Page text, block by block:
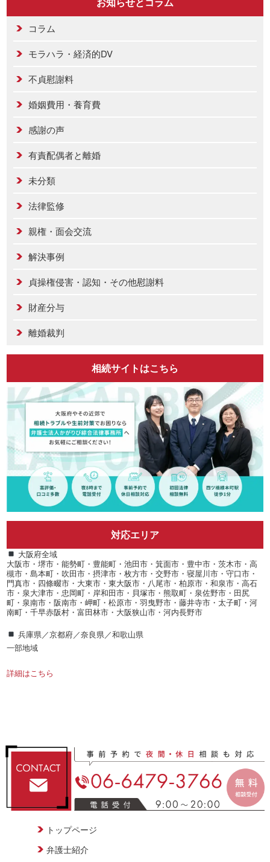
コラム
モラハラ・経済的DV
不貞慰謝料
婚姻費用・養育費
感謝の声
有責配偶者と離婚
未分類
法律監修
親権・面会交流
解決事例
貞操権侵害・認知・その他慰謝料
財産分与
離婚裁判
相続サイトはこちら
対応エリア
大阪府全域
大阪市・堺市・能勢町・豊能町・池田市・箕面市・豊中市・茨木市・高
槻市・島本町・吹田市・摂津市・枚方市・交野市・寝屋川市・守口市・
門真市・四條畷市・大東市・東大阪市・八尾市・柏原市・和泉市・高石
市・泉大津市・忠岡町・岸和田市・貝塚市・熊取町・泉佐野市・田尻
町・泉南市・阪南市・岬町・松原市・羽曳野市・藤井寺市・太子町・河
南町・千早赤阪村・富田林市・大阪狭山市・河内長野市
兵庫県／京都府／奈良県／和歌山県
一部地域
詳細はこちら
トップページ
弁護士紹介